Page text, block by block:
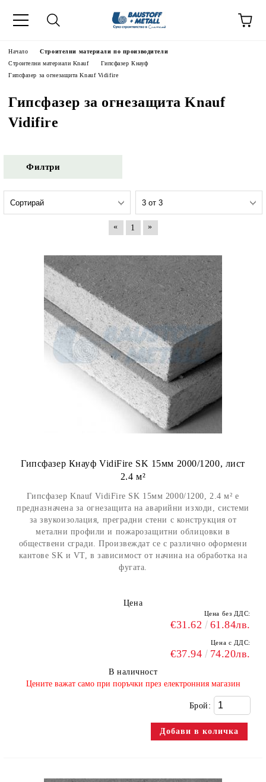
Начало
Строителни материали по производители
Строителни материали Knauf
Гипсфазер Кнауф
Гипсфазер за огнезащита Knauf Vidifire
Гипсфазер за огнезащита Knauf
Vidifire
Филтри
« 1 »
Гипсфазер Кнауф VidiFire SK 15мм 2000/1200, лист
2.4 м²
Гипсфазер Knauf VidiFire SK 15мм 2000/1200, 2.4 м² е
предназначена за огнезащита на аварийни изходи, системи
за звукоизолация, преградни стени с конструкция от
метални профили и пожарозащитни облицовки в
обществени сгради. Произвеждат се с различно оформени
кантове SK и VT, в зависимост от начина на обработка на
фугата.
Цена
Цена без ДДС:
€31.62 61.84лв.
Цена с ДДС:
€37.94 74.20лв.
В наличност
​Цените важат само при поръчки през електронния магазин
Брой: